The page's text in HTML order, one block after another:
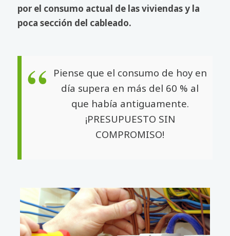
por el consumo actual de las viviendas y la
poca sección del cableado.
Piense que el consumo de hoy en
día supera en más del 60 % al
que había antiguamente.
¡PRESUPUESTO SIN
COMPROMISO!